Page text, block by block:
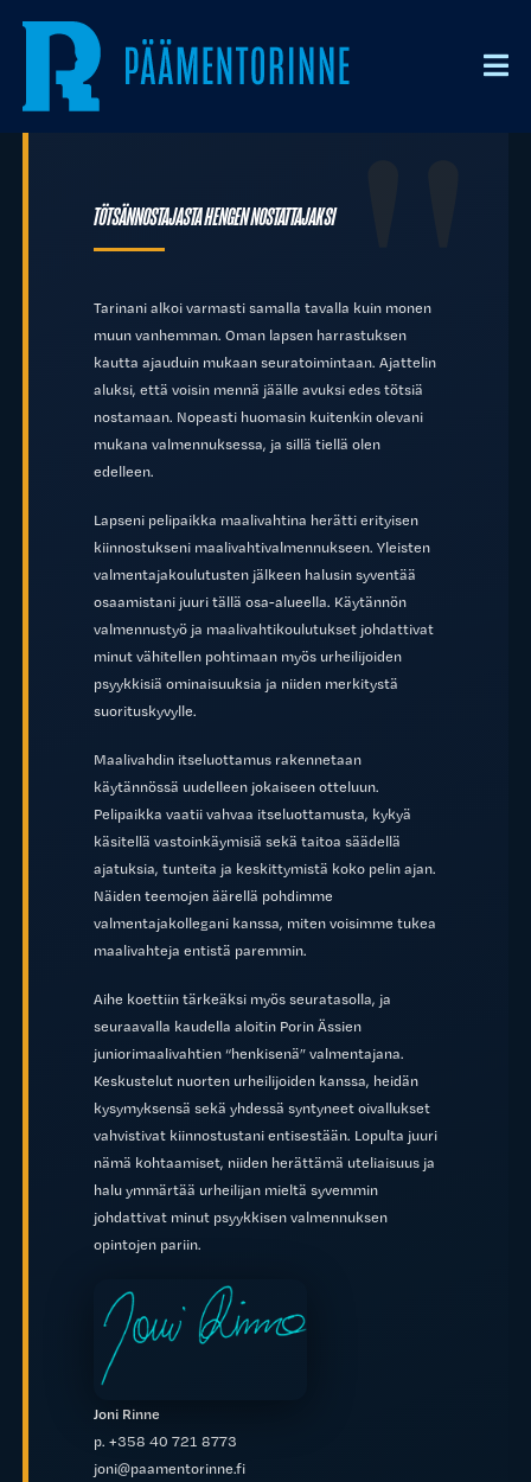
TÖTSÄNNOSTAJASTA HENGEN NOSTATTAJAKSI
Tarinani alkoi varmasti samalla tavalla kuin monen
muun vanhemman. Oman lapsen harrastuksen
kautta ajauduin mukaan seuratoimintaan. Ajattelin
aluksi, että voisin mennä jäälle avuksi edes tötsiä
nostamaan. Nopeasti huomasin kuitenkin olevani
mukana valmennuksessa, ja sillä tiellä olen
edelleen.
Lapseni pelipaikka maalivahtina herätti erityisen
kiinnostukseni maalivahtivalmennukseen. Yleisten
valmentajakoulutusten jälkeen halusin syventää
osaamistani juuri tällä osa-alueella. Käytännön
valmennustyö ja maalivahtikoulutukset johdattivat
minut vähitellen pohtimaan myös urheilijoiden
psyykkisiä ominaisuuksia ja niiden merkitystä
suorituskyvylle.
Maalivahdin itseluottamus rakennetaan
käytännössä uudelleen jokaiseen otteluun.
Pelipaikka vaatii vahvaa itseluottamusta, kykyä
käsitellä vastoinkäymisiä sekä taitoa säädellä
ajatuksia, tunteita ja keskittymistä koko pelin ajan.
Näiden teemojen äärellä pohdimme
valmentajakollegani kanssa, miten voisimme tukea
maalivahteja entistä paremmin.
Aihe koettiin tärkeäksi myös seuratasolla, ja
seuraavalla kaudella aloitin Porin Ässien
juniorimaalivahtien “henkisenä” valmentajana.
Keskustelut nuorten urheilijoiden kanssa, heidän
kysymyksensä sekä yhdessä syntyneet oivallukset
vahvistivat kiinnostustani entisestään. Lopulta juuri
nämä kohtaamiset, niiden herättämä uteliaisuus ja
halu ymmärtää urheilijan mieltä syvemmin
johdattivat minut psyykkisen valmennuksen
opintojen pariin.
Joni Rinne
p. +358 40 721 8773
joni@paamentorinne.fi